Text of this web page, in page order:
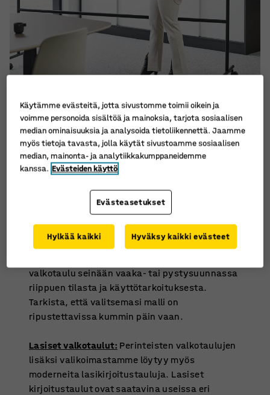
Valitse sopiva valkotaulun malli
Pyörälliset valkotaulut:
riippuen siitä, missä sille on käyttöä, koska
valkotaulussa on pyörällinen jalusta. Se on
myös helppo varastoida, kun sitä ei käytetä.
valkotaulu seinään vaaka- tai pystysuunnassa
riippuen tilasta ja käyttötarkoituksesta.
Tarkista, että valitsemasi malli on
ripustettavissa kummin päin vaan.
Lasiset valkotaulut: Perinteisten valkotaulujen
lisäksi valikoimastamme löytyy myös
moderneita lasikirjoitustauluja. Lasiset
kirjoitustaulut ovat saatavina useissa eri
Käytämme evästeitä, jotta sivustomme toimii oikein ja
voimme personoida sisältöä ja mainoksia, tarjota sosiaalisen
median ominaisuuksia ja analysoida tietoliikennettä. Jaamme
myös tietoja tavasta, jolla käytät sivustoamme sosiaalisen
median, mainonta- ja analytiikkakumppaneidemme
kanssa. Evästeiden käyttö
Evästeasetukset
Hylkää kaikki Hyväksy kaikki evästeet